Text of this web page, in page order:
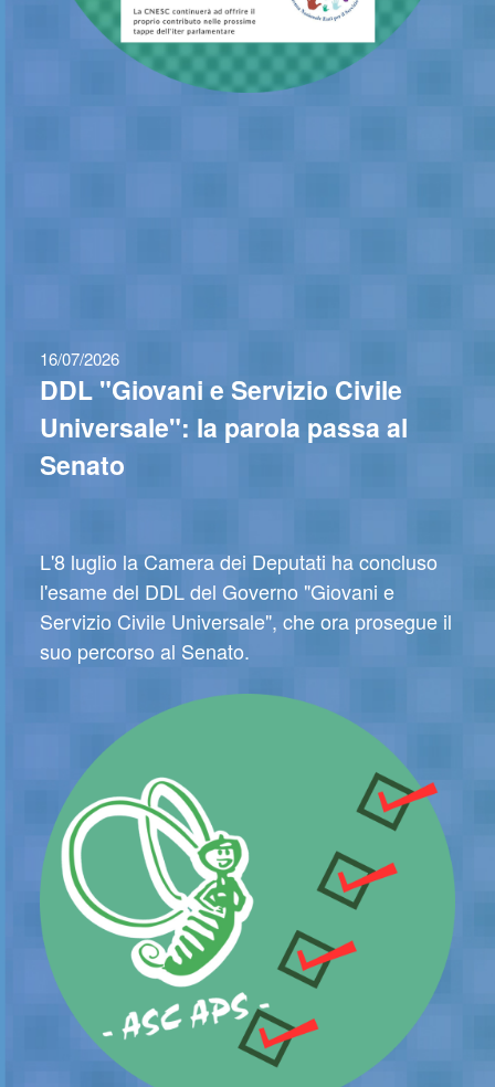
16/07/2026
DDL "Giovani e Servizio Civile
Universale": la parola passa al
Senato
L'8 luglio la Camera dei Deputati ha concluso
l'esame del DDL del Governo "Giovani e
Servizio Civile Universale", che ora prosegue il
suo percorso al Senato.